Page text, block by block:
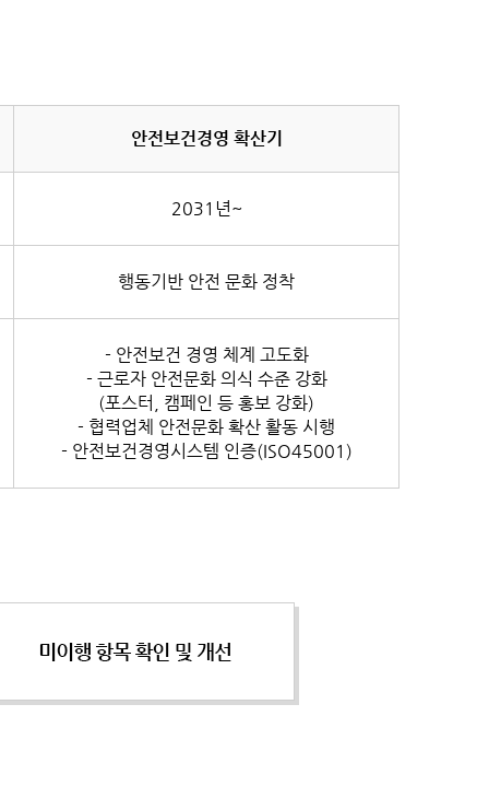
안전보건경영 확산기
2031년~
행동기반 안전 문화 정착
- 안전보건 경영 체계 고도화
- 근로자 안전문화 의식 수준 강화
(포스터, 캠페인 등 홍보 강화)
- 협력업체 안전문화 확산 활동 시행
- 안전보건경영시스템 인증(ISO45001)